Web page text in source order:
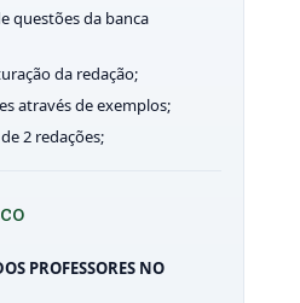
questões da banca
da redação;
através de exemplos;
2 redações;
PROFESSORES NO